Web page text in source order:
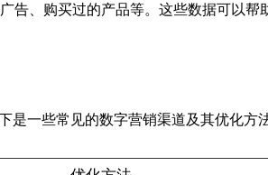
告、购买过的产品等。这些数据可以帮
一些常见的数字营销渠道及其优化方